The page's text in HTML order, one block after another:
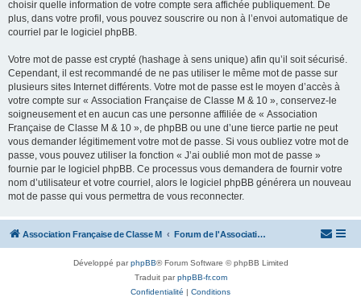
choisir quelle information de votre compte sera affichée publiquement. De
plus, dans votre profil, vous pouvez souscrire ou non à l’envoi automatique de
courriel par le logiciel phpBB.
Votre mot de passe est crypté (hashage à sens unique) afin qu’il soit sécurisé.
Cependant, il est recommandé de ne pas utiliser le même mot de passe sur
plusieurs sites Internet différents. Votre mot de passe est le moyen d’accès à
votre compte sur « Association Française de Classe M & 10 », conservez-le
soigneusement et en aucun cas une personne affiliée de « Association
Française de Classe M & 10 », de phpBB ou une d’une tierce partie ne peut
vous demander légitimement votre mot de passe. Si vous oubliez votre mot de
passe, vous pouvez utiliser la fonction « J’ai oublié mon mot de passe »
fournie par le logiciel phpBB. Ce processus vous demandera de fournir votre
nom d’utilisateur et votre courriel, alors le logiciel phpBB générera un nouveau
mot de passe qui vous permettra de vous reconnecter.
Association Française de Classe M Forum de l'Association Française de Classe M
Développé parphpBB® Forum Software © phpBB Limited
Traduit parphpBB-fr.com
Confidentialité | Conditions